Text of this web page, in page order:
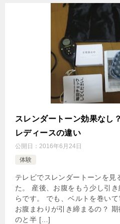
スレンダートーン効果な
レディースの違い
公開日： 2016年6月24日
体験
テレビでスレンダートーンを見
た。 産後、お腹をもう少し引
らです。 でも、ベルトを巻い
お腹まわりが引き締まるの？
のと半 […]